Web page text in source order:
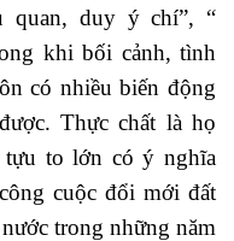
quan, duy ý chí”, “
khi bối cảnh, tình
có nhiều biến động
Thực chất là họ
tựu to lớn có ý nghĩa
cuộc đổi mới đất
trong những năm